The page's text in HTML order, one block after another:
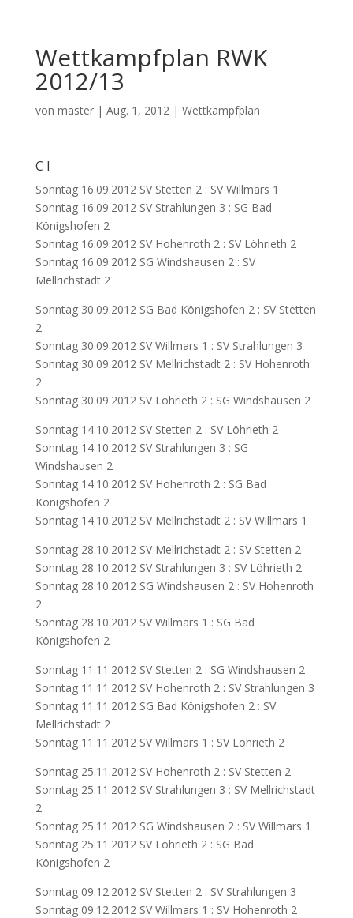
Wettkampfplan RWK
2012/13
von master| Aug. 1, 2012| Wettkampfplan
C I
Sonntag 16.09.2012 SV Stetten 2 : SV Willmars 1
Sonntag 16.09.2012 SV Strahlungen 3 : SG Bad
Königshofen 2
Sonntag 16.09.2012 SV Hohenroth 2 : SV Löhrieth 2
Sonntag 16.09.2012 SG Windshausen 2 : SV
Mellrichstadt 2
Sonntag 30.09.2012 SG Bad Königshofen 2 : SV Stetten
2
Sonntag 30.09.2012 SV Willmars 1 : SV Strahlungen 3
Sonntag 30.09.2012 SV Mellrichstadt 2 : SV Hohenroth
2
Sonntag 30.09.2012 SV Löhrieth 2 : SG Windshausen 2
Sonntag 14.10.2012 SV Stetten 2 : SV Löhrieth 2
Sonntag 14.10.2012 SV Strahlungen 3 : SG
Windshausen 2
Sonntag 14.10.2012 SV Hohenroth 2 : SG Bad
Königshofen 2
Sonntag 14.10.2012 SV Mellrichstadt 2 : SV Willmars 1
Sonntag 28.10.2012 SV Mellrichstadt 2 : SV Stetten 2
Sonntag 28.10.2012 SV Strahlungen 3 : SV Löhrieth 2
Sonntag 28.10.2012 SG Windshausen 2 : SV Hohenroth
2
Sonntag 28.10.2012 SV Willmars 1 : SG Bad
Königshofen 2
Sonntag 11.11.2012 SV Stetten 2 : SG Windshausen 2
Sonntag 11.11.2012 SV Hohenroth 2 : SV Strahlungen 3
Sonntag 11.11.2012 SG Bad Königshofen 2 : SV
Mellrichstadt 2
Sonntag 11.11.2012 SV Willmars 1 : SV Löhrieth 2
Sonntag 25.11.2012 SV Hohenroth 2 : SV Stetten 2
Sonntag 25.11.2012 SV Strahlungen 3 : SV Mellrichstadt
2
Sonntag 25.11.2012 SG Windshausen 2 : SV Willmars 1
Sonntag 25.11.2012 SV Löhrieth 2 : SG Bad
Königshofen 2
Sonntag 09.12.2012 SV Stetten 2 : SV Strahlungen 3
Sonntag 09.12.2012 SV Willmars 1 : SV Hohenroth 2